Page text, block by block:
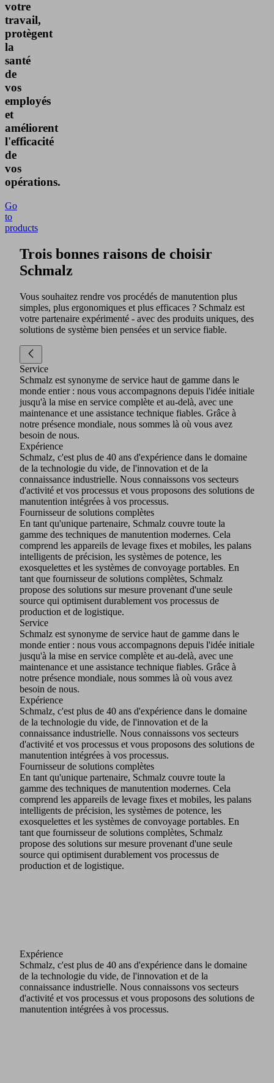
votre
travail,
protègent
la
santé
de
vos
employés
et
améliorent
l'efficacité
de
vos
opérations.
Go
to
products
Trois bonnes raisons de choisir
Schmalz
Vous souhaitez rendre vos procédés de manutention plus
simples, plus ergonomiques et plus efficaces ? Schmalz est
votre partenaire expérimenté - avec des produits uniques, des
solutions de système bien pensées et un service fiable.
Service
Schmalz est synonyme de service haut de gamme dans le
monde entier : nous vous accompagnons depuis l'idée initiale
jusqu'à la mise en service complète et au-delà, avec une
maintenance et une assistance technique fiables. Grâce à
notre présence mondiale, nous sommes là où vous avez
besoin de nous.
Expérience
Schmalz, c'est plus de 40 ans d'expérience dans le domaine
de la technologie du vide, de l'innovation et de la
connaissance industrielle. Nous connaissons vos secteurs
d'activité et vos processus et vous proposons des solutions de
manutention intégrées à vos processus.
Fournisseur de solutions complètes
En tant qu'unique partenaire, Schmalz couvre toute la
gamme des techniques de manutention modernes. Cela
comprend les appareils de levage fixes et mobiles, les palans
intelligents de précision, les systèmes de potence, les
exosquelettes et les systèmes de convoyage portables. En
tant que fournisseur de solutions complètes, Schmalz
propose des solutions sur mesure provenant d'une seule
source qui optimisent durablement vos processus de
production et de logistique.
Service
Schmalz est synonyme de service haut de gamme dans le
monde entier : nous vous accompagnons depuis l'idée initiale
jusqu'à la mise en service complète et au-delà, avec une
maintenance et une assistance technique fiables. Grâce à
notre présence mondiale, nous sommes là où vous avez
besoin de nous.
Expérience
Schmalz, c'est plus de 40 ans d'expérience dans le domaine
de la technologie du vide, de l'innovation et de la
connaissance industrielle. Nous connaissons vos secteurs
d'activité et vos processus et vous proposons des solutions de
manutention intégrées à vos processus.
Fournisseur de solutions complètes
En tant qu'unique partenaire, Schmalz couvre toute la
gamme des techniques de manutention modernes. Cela
comprend les appareils de levage fixes et mobiles, les palans
intelligents de précision, les systèmes de potence, les
exosquelettes et les systèmes de convoyage portables. En
tant que fournisseur de solutions complètes, Schmalz
propose des solutions sur mesure provenant d'une seule
source qui optimisent durablement vos processus de
production et de logistique.
En tant qu'unique partenaire, Schmalz couvre toute la
gamme des techniques de manutention modernes. Cela
comprend les appareils de levage fixes et mobiles, les palans
intelligents de précision, les systèmes de potence, les
exosquelettes et les systèmes de convoyage portables. En
tant que fournisseur de solutions complètes, Schmalz